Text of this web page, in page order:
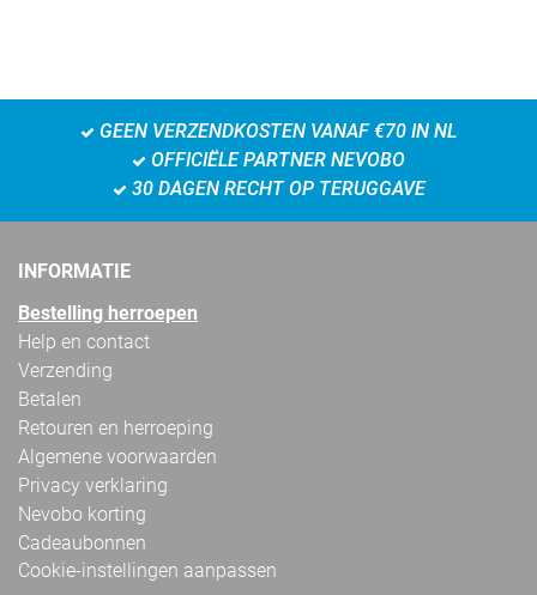
GEEN VERZENDKOSTEN VANAF €70 IN NL
OFFICIËLE PARTNER NEVOBO
30 DAGEN RECHT OP TERUGGAVE
INFORMATIE
Bestelling herroepen
Help en contact
Verzending
Betalen
Retouren en herroeping
Algemene voorwaarden
Privacy verklaring
Nevobo korting
Cadeaubonnen
Cookie-instellingen aanpassen